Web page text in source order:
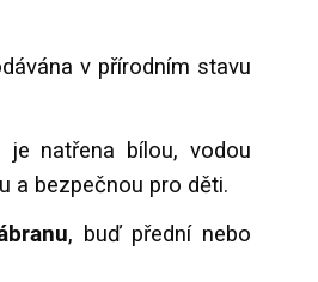
v přírodním stavu
je natřena bílou, vodou
a bezpečnou pro děti.
, buď přední nebo